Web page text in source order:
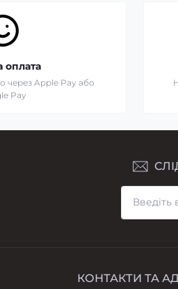
оплата
через Apple Pay або
Pay
КОНТАКТИ ТА